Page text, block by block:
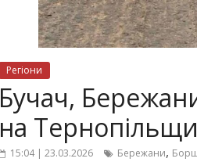
Регіони
Бучач,
на
15:04 | 23.03.2026 Бережани,